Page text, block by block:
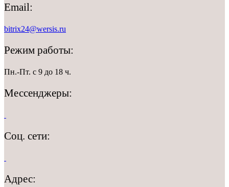
Email:
bitrix24@wersis.ru
Режим работы:
Пн.-Пт. с 9 до 18 ч.
Мессенджеры:
Соц. сети:
Адрес: